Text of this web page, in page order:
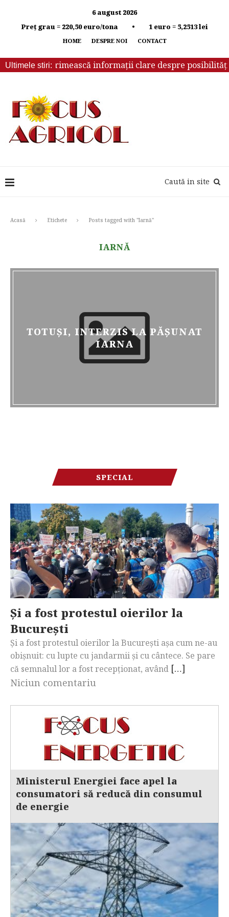
6 august 2026
Preț grau = 220,50 euro/tona • 1 euro = 5,2513 lei
HOME DESPRE NOI CONTACT
Ultimele stiri:
să primească informații clare despre posibilitățile
Caută in site
Acasă Etichete Posts tagged with "Iarnă"
IARNĂ
TOTUȘI, INTERZIS LA PĂȘUNAT
IARNA
SPECIAL
Și a fost protestul oierilor la
București
Și a fost protestul oierilor la București așa cum ne-au
obișnuit: cu lupte cu jandarmii și cu cântece. Se pare
că semnalul lor a fost recepționat, având […]
Niciun comentariu
Ministerul Energiei face apel la
consumatori să reducă din consumul
de energie